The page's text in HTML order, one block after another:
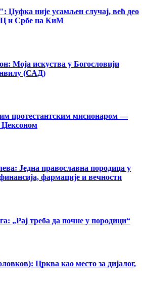
Џуфка није усамљен случај, већ део
и Србе на КиМ
Моја искуства у Богословији
(САД)
протестантским мисионаром —
Једна православна породица у
фармације и вечности
„Рај треба да почне у породици“
Црква као место за дијалог,